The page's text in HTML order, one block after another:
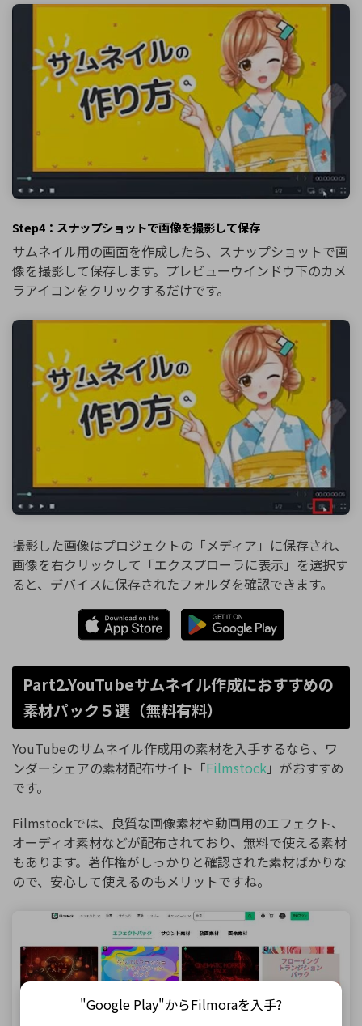
Step4：スナップショットで画像を撮影して保存
サムネイル用の画面を作成したら、スナップショットで画
像を撮影して保存します。プレビューウインドウ下のカメ
ラアイコンをクリックするだけです。
撮影した画像はプロジェクトの「メディア」に保存され、
画像を右クリックして「エクスプローラに表示」を選択す
ると、デバイスに保存されたフォルダを確認できます。
Part2.YouTubeサムネイル作成におすすめの
素材パック５選（無料有料）
YouTubeのサムネイル作成用の素材を入手するなら、ワ
ンダーシェアの素材配布サイト「Filmstock」がおすすめ
です。
Filmstockでは、良質な画像素材や動画用のエフェクト、
オーディオ素材などが配布されており、無料で使える素材
もあります。著作権がしっかりと確認された素材ばかりな
ので、安心して使えるのもメリットですね。
"Google Play"からFilmoraを入手?